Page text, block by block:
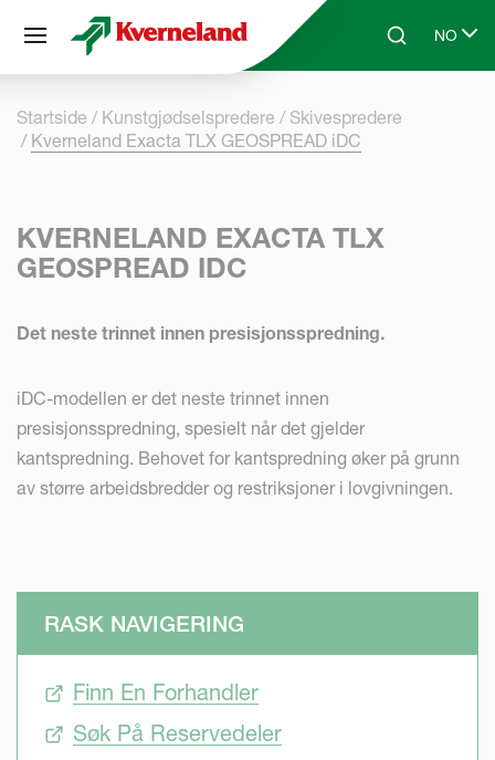
Skip to main contentSearchNO
Select
Startside Kunstgjødselspredere
Skivespredere
Kverneland Exacta TLX GEOSPREAD iDC
KVERNELAND EXACTA TLX
GEOSPREAD IDC
Det neste trinnet innen presisjonsspredning.
iDC-modellen er det neste trinnet innen
presisjonsspredning, spesielt når det gjelder
kantspredning. Behovet for kantspredning øker på grunn
av større arbeidsbredder og restriksjoner i lovgivningen.
RASK NAVIGERING
Finn En Forhandler
Søk På Reservedeler
Panel for informasjonskapsler